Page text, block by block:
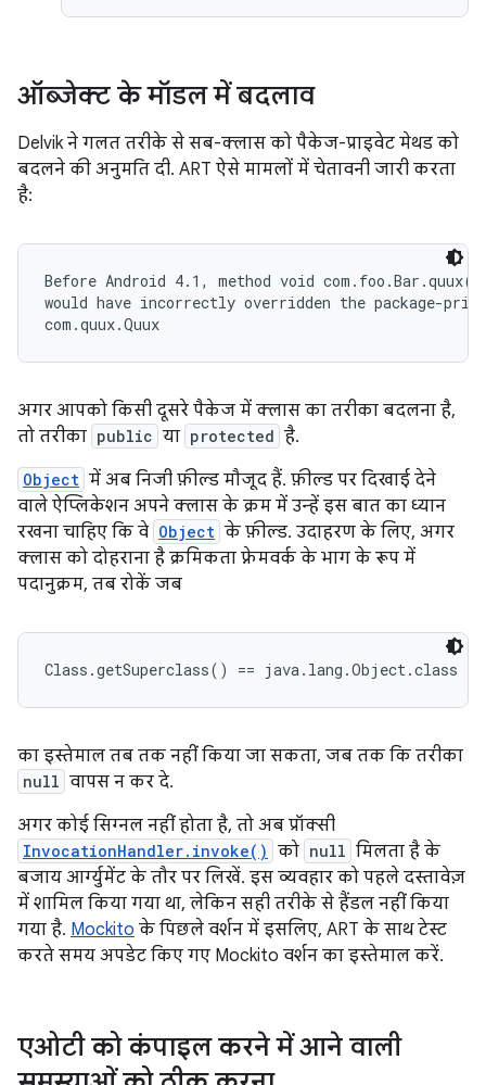
ऑब्जेक्ट के मॉडल में बदलाव
Delvik ने गलत तरीके से सब-क्लास को पैकेज-प्राइवेट मेथड को
बदलने की अनुमति दी. ART ऐसे मामलों में चेतावनी जारी करता
है:
Before Android 4.1, method void com.foo.Bar.quux()
would have incorrectly overridden the package-
अगर आपको किसी दूसरे पैकेज में क्लास का तरीका बदलना है,
तो तरीका public या protected है.
Object में अब निजी फ़ील्ड मौजूद हैं. फ़ील्ड पर दिखाई देने
वाले ऐप्लिकेशन अपने क्लास के क्रम में उन्हें इस बात का ध्यान
रखना चाहिए कि वे Object के फ़ील्ड. उदाहरण के लिए, अगर
क्लास को दोहराना है क्रमिकता फ़्रेमवर्क के भाग के रूप में
पदानुक्रम, तब रोकें जब
Class.getSuperclass() == java.lang.Object.class
का इस्तेमाल तब तक नहीं किया जा सकता, जब तक कि तरीका
null वापस न कर दे.
अगर कोई सिग्नल नहीं होता है, तो अब प्रॉक्सी
InvocationHandler.invoke() को null मिलता है के
बजाय आर्ग्युमेंट के तौर पर लिखें. इस व्यवहार को पहले दस्तावेज़
में शामिल किया गया था, लेकिन सही तरीके से हैंडल नहीं किया
गया है. Mockito के पिछले वर्शन में इसलिए, ART के साथ टेस्ट
करते समय अपडेट किए गए Mockito वर्शन का इस्तेमाल करें.
एओटी को कंपाइल करने में आने वाली